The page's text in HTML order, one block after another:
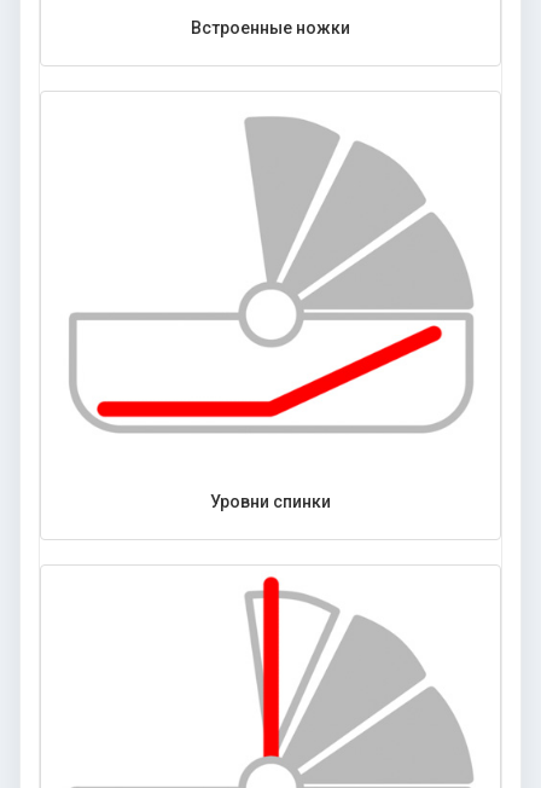
Встроенные ножки
Уровни спинки